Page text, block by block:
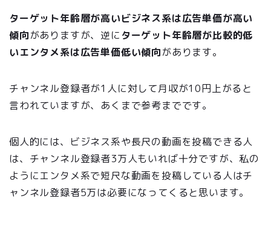
ターゲット年齢層が高いビジネス系は広告単価が高い
傾向がありますが、逆に ターゲット年齢層が比較的低
いエンタメ系は広告単価低い傾向があります。
チャンネル登録者が1人に対して月収が10円上がると
言われていますが、あくまで参考までです。
個人的には、ビジネス系や長尺の動画を投稿できる人
は、チャンネル登録者3万人もいれば十分ですが、私の
ようにエンタメ系で短尺な動画を投稿している人はチ
ャンネル登録者5万は必要になってくると思います。